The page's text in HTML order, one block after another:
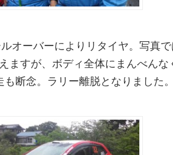
オーバーによりリタイヤ。写真
ますが、ボディ全体にまんべんな
断念。ラリー離脱となりました。